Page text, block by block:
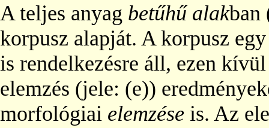
A teljes anyag betűhű alakban
korpusz alapját. A korpusz
is rendelkezésre áll, ezen
elemzés (jele: (e))
morfológiai elemzése is. Az